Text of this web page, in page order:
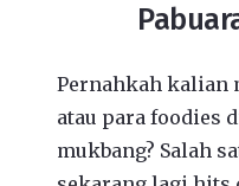
Pernahkah kalian
atau para foodies
mukbang? Salah